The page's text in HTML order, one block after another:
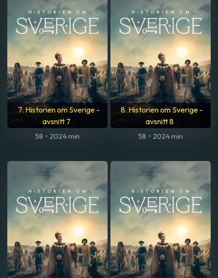
7. Historien om Sverige -
avsnitt 7
58 • 2024 min
8. Historien om Sverige -
avsnitt 8
58 • 2024 min